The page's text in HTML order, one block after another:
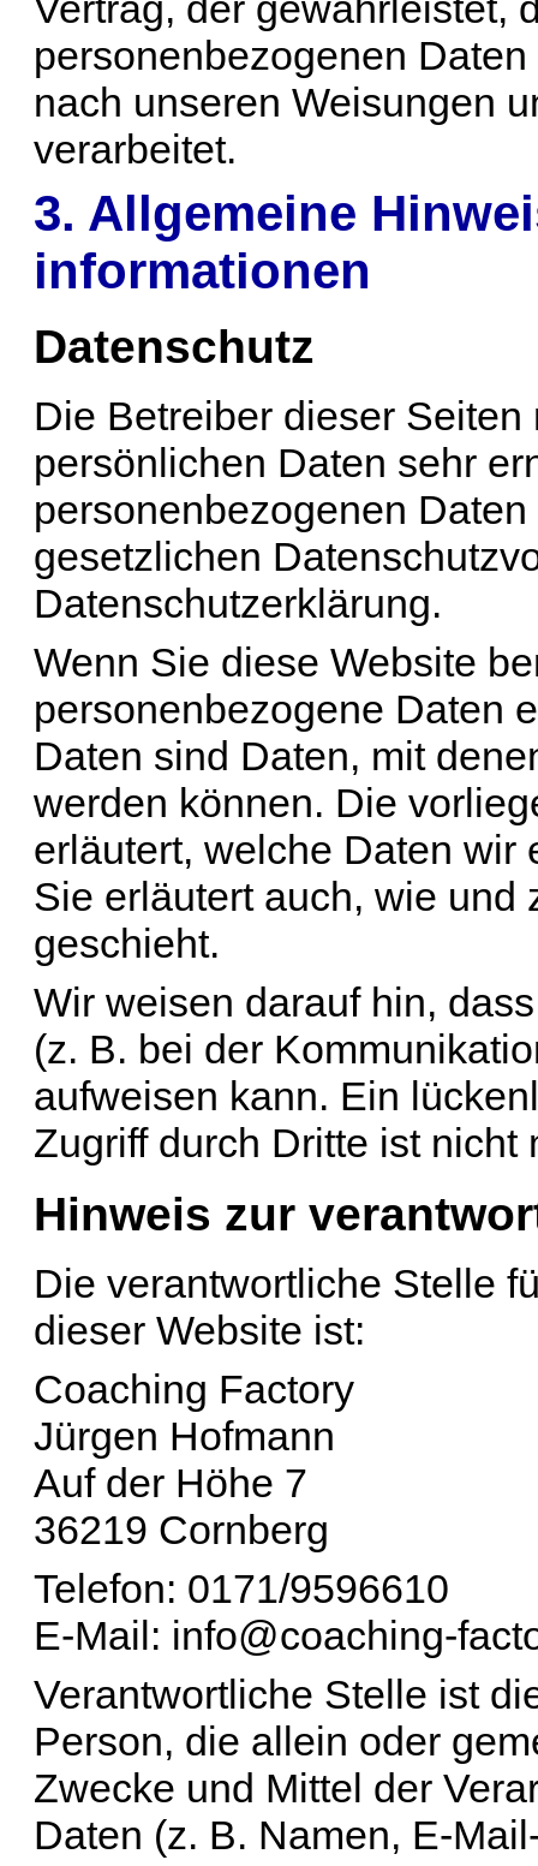
personenbezogenen
nach unseren Weisungen
verarbeitet.
3. Allgemeine
informationen
Datenschutz
Die Betreiber dieser
persönlichen Daten sehr
personenbezogenen
gesetzlichen
Datenschutzerklärung.
Wenn Sie diese Website
personenbezogene Daten
Daten sind Daten, mit
werden können. Die
erläutert, welche Daten wir
Sie erläutert auch, wie und
geschieht.
Wir weisen darauf hin,
(z. B. bei der
aufweisen kann. Ein
Zugriff durch Dritte ist nicht
Hinweis zur
Die verantwortliche Stelle
dieser Website ist:
Coaching Factory
Jürgen Hofmann
Auf der Höhe 7
36219 Cornberg
Telefon: 0171/9596610
E-Mail: info@coaching-
Verantwortliche Stelle ist
Person, die allein oder
Zwecke und Mittel der
Daten (z. B. Namen, E-